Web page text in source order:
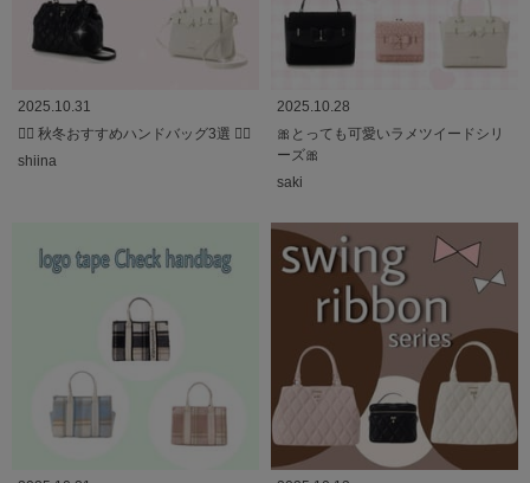
2025.10.31
♡⃛ 秋冬おすすめハンドバッグ3選 ♡⃛
shiina
2025.10.28
🎀とっても可愛いラメツイードシリ
ーズ🎀
saki